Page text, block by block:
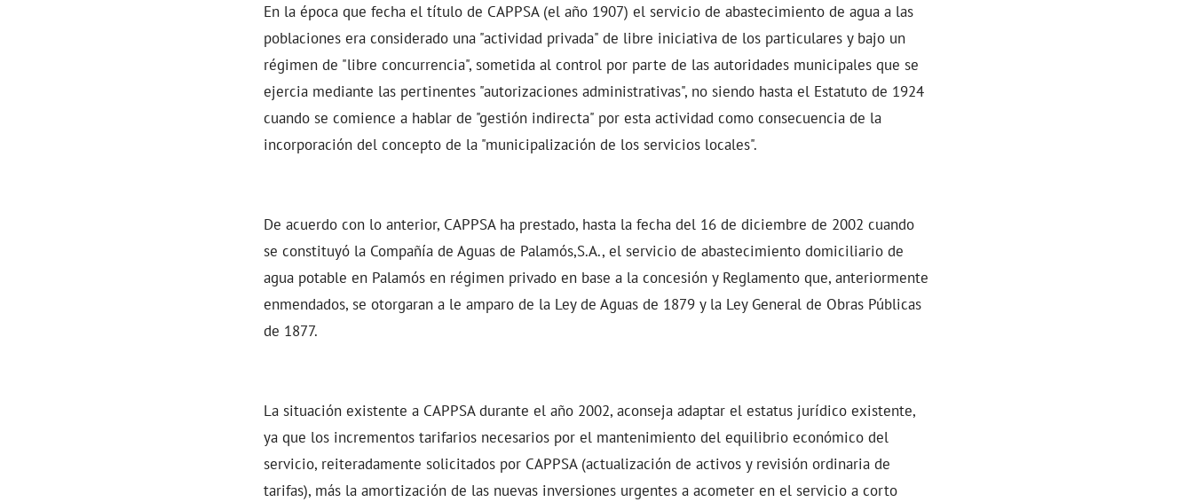
En la época que fecha el título de CAPPSA (el año 1907) el servicio de abastecimiento de agua a las
poblaciones era considerado una "actividad privada" de libre iniciativa de los particulares y bajo un
régimen de "libre concurrencia", sometida al control por parte de las autoridades municipales que se
ejercia mediante las pertinentes "autorizaciones administrativas", no siendo hasta el Estatuto de 1924
cuando se comience a hablar de "gestión indirecta" por esta actividad como consecuencia de la
incorporación del concepto de la "municipalización de los servicios locales".
De acuerdo con lo anterior, CAPPSA ha prestado, hasta la fecha del 16 de diciembre de 2002 cuando
se constituyó la Compañía de Aguas de Palamós,S.A., el servicio de abastecimiento domiciliario de
agua potable en Palamós en régimen privado en base a la concesión y Reglamento que, anteriormente
enmendados, se otorgaran a le amparo de la Ley de Aguas de 1879 y la Ley General de Obras Públicas
de 1877.
La situación existente a CAPPSA durante el año 2002, aconseja adaptar el estatus jurídico existente,
ya que los incrementos tarifarios necesarios por el mantenimiento del equilibrio económico del
servicio, reiteradamente solicitados por CAPPSA (actualización de activos y revisión ordinaria de
tarifas), más la amortización de las nuevas inversiones urgentes a acometer en el servicio a corto